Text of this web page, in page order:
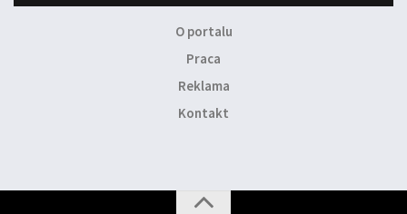
O portalu
Praca
Reklama
Kontakt